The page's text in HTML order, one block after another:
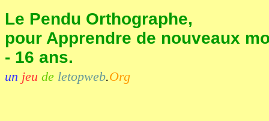
Le Pendu Orthographe,
pour Apprendre de nouveaux
- 16 ans.
un jeu de letopweb.Org